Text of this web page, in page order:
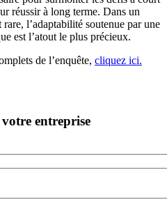
réussir à long terme. Dans un
l’adaptabilité soutenue par une
est l’atout le plus précieux.
de l’enquête, cliquez ici.
votre entreprise